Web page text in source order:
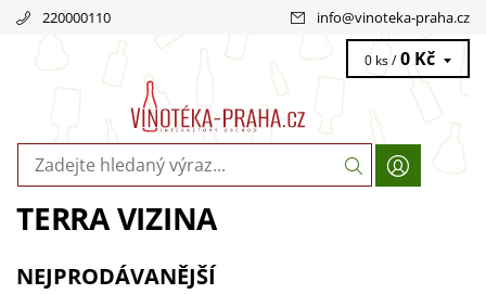
220000110 info@vinoteka-praha.cz
0 ks / 0 Kč
TERRA VIZINA
NEJPRODÁVANĚJŠÍ